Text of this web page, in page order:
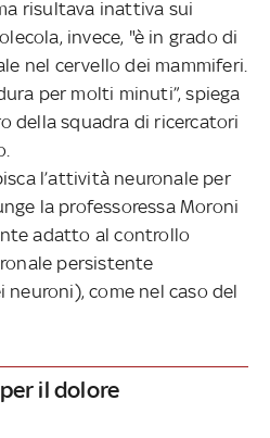
risultava inattiva sui
invece, "è in grado di
nel cervello dei mammiferi.
per molti minuti”, spiega
della squadra di ricercatori
l’attività neuronale per
la professoressa Moroni
adatto al controllo
persistente
neuroni), come nel caso del
il dolore